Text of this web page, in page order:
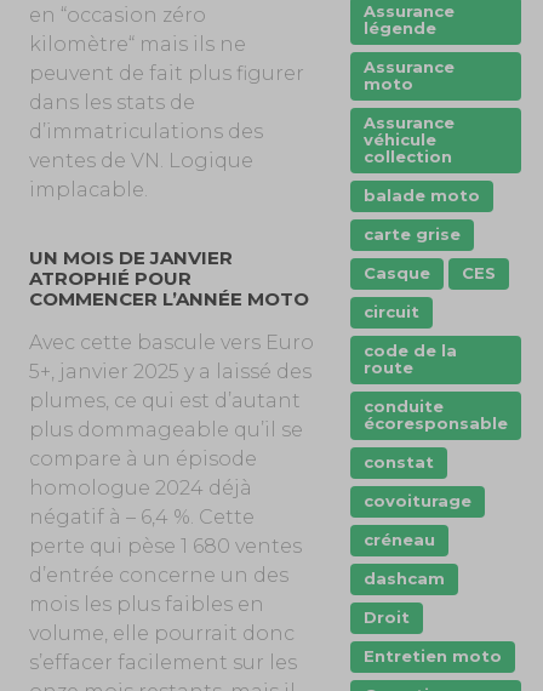
en “occasion zéro
kilomètre“ mais ils ne
peuvent de fait plus figurer
dans les stats de
d’immatriculations des
ventes de VN. Logique
implacable.
UN MOIS DE JANVIER
ATROPHIÉ POUR
COMMENCER L’ANNÉE MOTO
Avec cette bascule vers Euro
5+, janvier 2025 y a laissé des
plumes, ce qui est d’autant
plus dommageable qu’il se
compare à un épisode
homologue 2024 déjà
négatif à – 6,4 %. Cette
perte qui pèse 1 680 ventes
d’entrée concerne un des
mois les plus faibles en
volume, elle pourrait donc
s’effacer facilement sur les
Assurance
légende
Assurance
moto
Assurance
véhicule
collection
balade moto
carte grise
Casque
CES
circuit
code de la
route
conduite
écoresponsable
constat
covoiturage
créneau
dashcam
Droit
Entretien moto